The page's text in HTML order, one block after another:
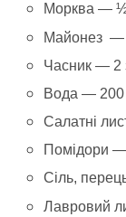
Морква —
Майонез —
Часник — 2
Вода — 200
Салатні
Помідори
Сіль,
Лавровий